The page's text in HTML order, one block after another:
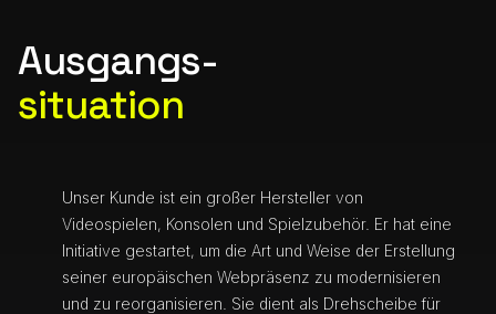
Ausgangs-
situation
Unser Kunde ist ein großer Hersteller von
Videospielen, Konsolen und Spielzubehör. Er hat eine
Initiative gestartet, um die Art und Weise der Erstellung
seiner europäischen Webpräsenz zu modernisieren
und zu reorganisieren. Sie dient als Drehscheibe für